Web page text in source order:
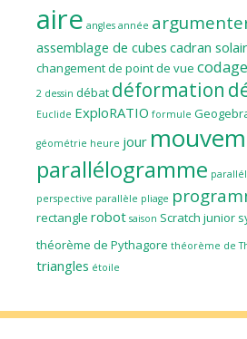
aire angles année
assemblage de cubes cadran
changement de point de vue codage
2 dessin débat déformation
Euclide ExploRATIO formule
géométrie heure jour
parallélogramme
perspective parallèle pliage
rectangle robot saison Scratch junior
théorème de Pythagore théorème de
triangles étoile